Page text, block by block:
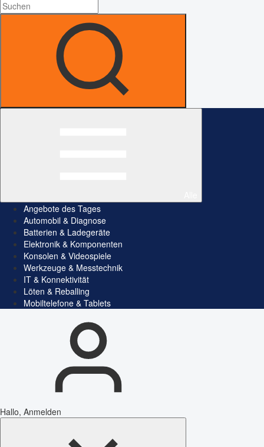
Angebote des Tages
Automobil & Diagnose
Batterien & Ladegeräte
Elektronik & Komponenten
Konsolen & Videospiele
Werkzeuge & Messtechnik
IT & Konnektivität
Löten & Reballing
Mobiltelefone & Tablets
Hallo, Anmelden